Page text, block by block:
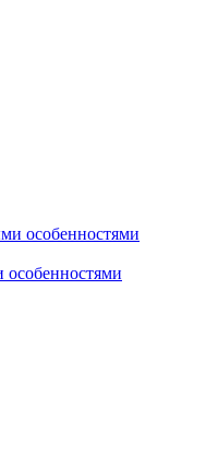
особенностями